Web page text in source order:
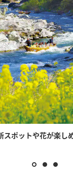
スポットや花が楽し